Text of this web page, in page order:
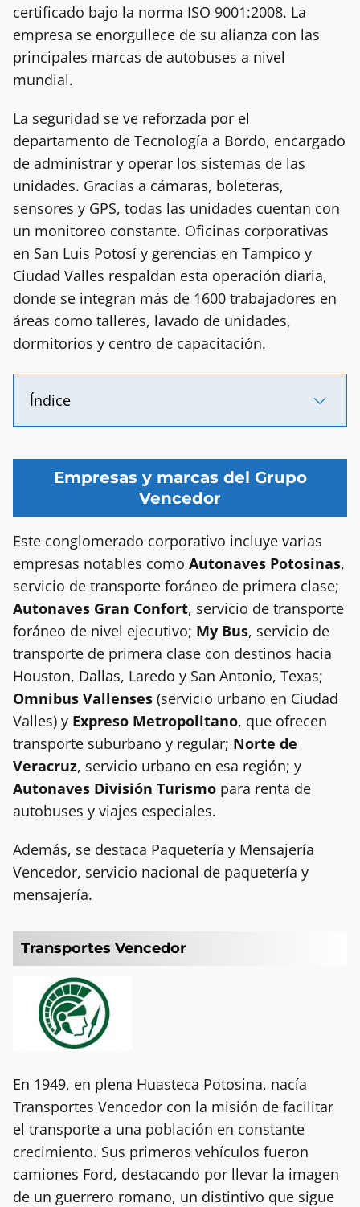
certificado bajo la norma ISO 9001:2008. La
empresa se enorgullece de su alianza con las
principales marcas de autobuses a nivel
mundial.
La seguridad se ve reforzada por el
departamento de Tecnología a Bordo, encargado
de administrar y operar los sistemas de las
unidades. Gracias a cámaras, boleteras,
sensores y GPS, todas las unidades cuentan con
un monitoreo constante. Oficinas corporativas
en San Luis Potosí y gerencias en Tampico y
Ciudad Valles respaldan esta operación diaria,
donde se integran más de 1600 trabajadores en
áreas como talleres, lavado de unidades,
dormitorios y centro de capacitación.
Índice
Empresas y marcas del Grupo
Vencedor
Este conglomerado corporativo incluye varias
empresas notables como Autonaves Potosinas,
servicio de transporte foráneo de primera clase;
Autonaves Gran Confort, servicio de transporte
foráneo de nivel ejecutivo; My Bus, servicio de
transporte de primera clase con destinos hacia
Houston, Dallas, Laredo y San Antonio, Texas;
Omnibus Vallenses (servicio urbano en Ciudad
Valles) y Expreso Metropolitano, que ofrecen
transporte suburbano y regular; Norte de
Veracruz, servicio urbano en esa región; y
Autonaves División Turismo para renta de
autobuses y viajes especiales.
Además, se destaca Paquetería y Mensajería
Vencedor, servicio nacional de paquetería y
mensajería.
Transportes Vencedor
En 1949, en plena Huasteca Potosina, nacía
Transportes Vencedor con la misión de facilitar
el transporte a una población en constante
crecimiento. Sus primeros vehículos fueron
camiones Ford, destacando por llevar la imagen
de un guerrero romano, un distintivo que sigue